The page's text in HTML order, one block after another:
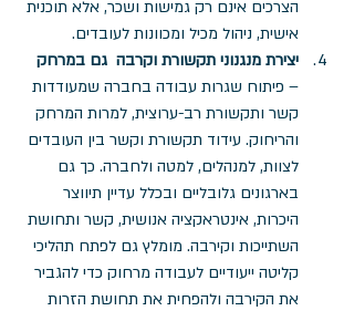
הצרכים אינם רק גמישות ושכר, אלא תוכנית
אישית, ניהול מכיל ומכוונות לעובדים.
יצירת מנגנוני תקשורת וקרבה  גם במרחק
– פיתוח שגרות עבודה בחברה שמעודדות
קשר ותקשורת רב-ערוצית, למרות המרחק
והריחוק. עידוד תקשורת וקשר בין העובדים
לצוות, למנהלים, למטה ולחברה. כך גם
בארגונים גלובליים ובכלל עדיין תיווצר
היכרות, אינטראקציה אנושית, קשר ותחושת
השתייכות וקירבה. מומלץ גם לפתח תהליכי
קליטה ייעודיים לעבודה מרחוק כדי להגביר
את הקירבה ולהפחית את תחושת הזרות